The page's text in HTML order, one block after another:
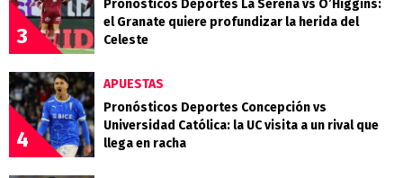
3
Pronósticos Deportes La Serena vs O’Higgins:
el Granate quiere profundizar la herida del
Celeste
4
APUESTAS
Pronósticos Deportes Concepción vs
Universidad Católica: la UC visita a un rival que
llega en racha